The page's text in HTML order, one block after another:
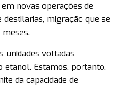
novas operações de
destilarias, migração que se
unidades voltadas
etanol. Estamos, portanto,
da capacidade de